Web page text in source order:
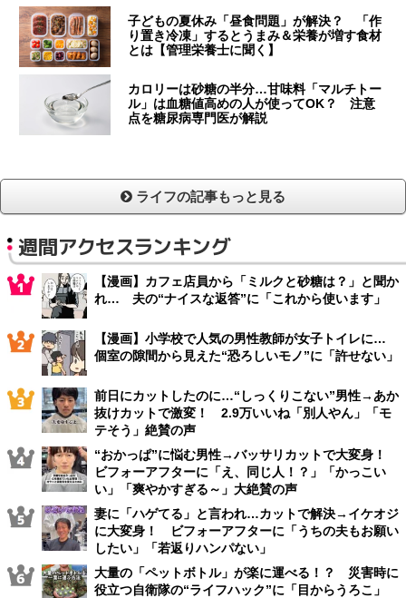
子どもの夏休み「昼食問題」が解決？ 「作
り置き冷凍」するとうまみ＆栄養が増す食材
とは【管理栄養士に聞く】
カロリーは砂糖の半分…甘味料「マルチトー
ル」は血糖値高めの人が使ってOK？ 注意
点を糖尿病専門医が解説
ライフの記事もっと見る
週間アクセスランキング
【漫画】カフェ店員から「ミルクと砂糖は？」と聞か
れ… 夫の“ナイスな返答”に「これから使います」
【漫画】小学校で人気の男性教師が女子トイレに…
個室の隙間から見えた“恐ろしいモノ”に「許せない」
前日にカットしたのに…“しっくりこない”男性→あか
抜けカットで激変！ 2.9万いいね「別人やん」「モ
テそう」絶賛の声
“おかっぱ”に悩む男性→バッサリカットで大変身！
ビフォーアフターに「え、同じ人！？」「かっこい
い」「爽やかすぎる～」大絶賛の声
妻に「ハゲてる」と言われ…カットで解決→イケオジ
に大変身！ ビフォーアフターに「うちの夫もお願い
したい」「若返りハンパない」
大量の「ペットボトル」が楽に運べる！？ 災害時に
役立つ自衛隊の“ライフハック”に「目からうろこ」